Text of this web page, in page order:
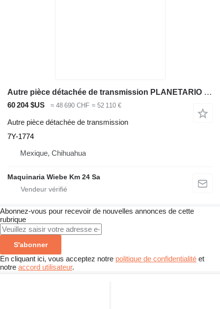
Autre pièce détachée de transmission PLANETARIO 7Y-1774 pour excavateur Caterpillar 320, 320L, 320N, 320S, 345B
60 204 $US ≈ 48 690 CHF ≈ 52 110 €
Autre pièce détachée de transmission
7Y-1774
Mexique, Chihuahua
Maquinaria Wiebe Km 24 Sa
Abonnez-vous pour recevoir de nouvelles annonces de cette
rubrique
S'abonner
En cliquant ici, vous acceptez notre politique de confidentialité et
notre accord utilisateur.